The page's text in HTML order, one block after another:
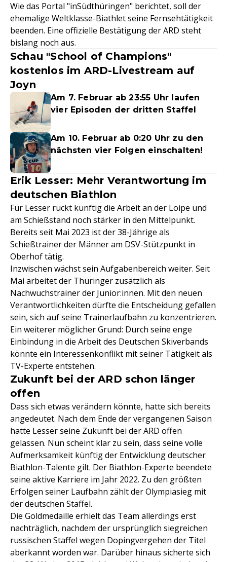
Wie das Portal "inSüdthüringen" berichtet, soll der
ehemalige Weltklasse-Biathlet seine Fernsehtätigkeit
beenden. Eine offizielle Bestätigung der ARD steht
bislang noch aus.
Schau "School of Champions"
kostenlos im ARD-Livestream auf
Joyn
Am 7. Februar ab 23:55 Uhr laufen
vier Episoden der dritten Staffel
Am 10. Februar ab 0:20 Uhr zu den
nächsten vier Folgen einschalten!
Erik Lesser: Mehr Verantwortung im
deutschen Biathlon
Für Lesser rückt künftig die Arbeit an der Loipe und
am Schießstand noch stärker in den Mittelpunkt.
Bereits seit Mai 2023 ist der 38-Jährige als
Schießtrainer der Männer am DSV-Stützpunkt in
Oberhof tätig.
Inzwischen wächst sein Aufgabenbereich weiter. Seit
Mai arbeitet der Thüringer zusätzlich als
Nachwuchstrainer der Junior:innen. Mit den neuen
Verantwortlichkeiten dürfte die Entscheidung gefallen
sein, sich auf seine Trainerlaufbahn zu konzentrieren.
Ein weiterer möglicher Grund: Durch seine enge
Einbindung in die Arbeit des Deutschen Skiverbands
könnte ein Interessenkonflikt mit seiner Tätigkeit als
TV-Experte entstehen.
Zukunft bei der ARD schon länger
offen
Dass sich etwas verändern könnte, hatte sich bereits
angedeutet. Nach dem Ende der vergangenen Saison
hatte Lesser seine Zukunft bei der ARD offen
gelassen. Nun scheint klar zu sein, dass seine volle
Aufmerksamkeit künftig der Entwicklung deutscher
Biathlon-Talente gilt. Der Biathlon-Experte beendete
seine aktive Karriere im Jahr 2022. Zu den größten
Erfolgen seiner Laufbahn zählt der Olympiasieg mit
der deutschen Staffel.
Die Goldmedaille erhielt das Team allerdings erst
nachträglich, nachdem der ursprünglich siegreichen
russischen Staffel wegen Dopingvergehen der Titel
aberkannt worden war. Darüber hinaus sicherte sich